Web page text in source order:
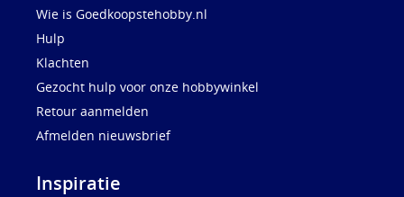
Wie is Goedkoopstehobby.nl
Hulp
Klachten
Gezocht hulp voor onze hobbywinkel
Retour aanmelden
Afmelden nieuwsbrief
Inspiratie